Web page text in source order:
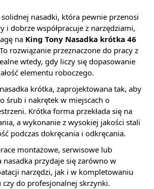
nasadki, która pewnie przenosi
i dobrze współpracuje z narzędziami,
na King Tony Nasadka krótka 46
rozwiązanie przeznaczone do pracy z
wtedy, gdy liczy się dopasowanie
elementu roboczego.
krótka, zaprojektowana tak, aby
śrub i nakrętek w miejscach o
Krótka forma przekłada się na
a wykonanie z wysokiej jakości stali
podczas dokręcania i odkręcania.
montażowe, serwisowe lub
nasadka przydaje się zarówno w
narzędzi, jak i w kompletowaniu
do profesjonalnej skrzynki.